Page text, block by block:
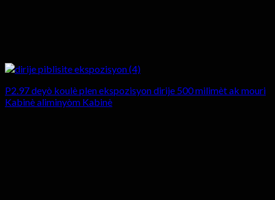
P2.97 deyò koulè plen ekspozisyon dirije 500 milimèt ak mouri
Kabinè aliminyòm Kabinè